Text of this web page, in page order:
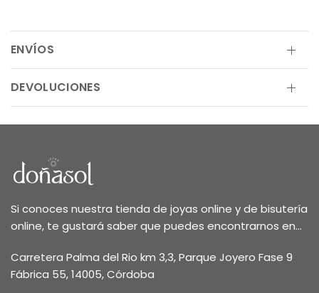
ENVÍOS
DEVOLUCIONES
Si conoces nuestra tienda de joyas online y de bisutería
online, te gustará saber que puedes encontrarnos en...
Carretera Palma del Rio km 3,3, Parque Joyero Fase 9
Fábrica 55, 14005, Córdoba